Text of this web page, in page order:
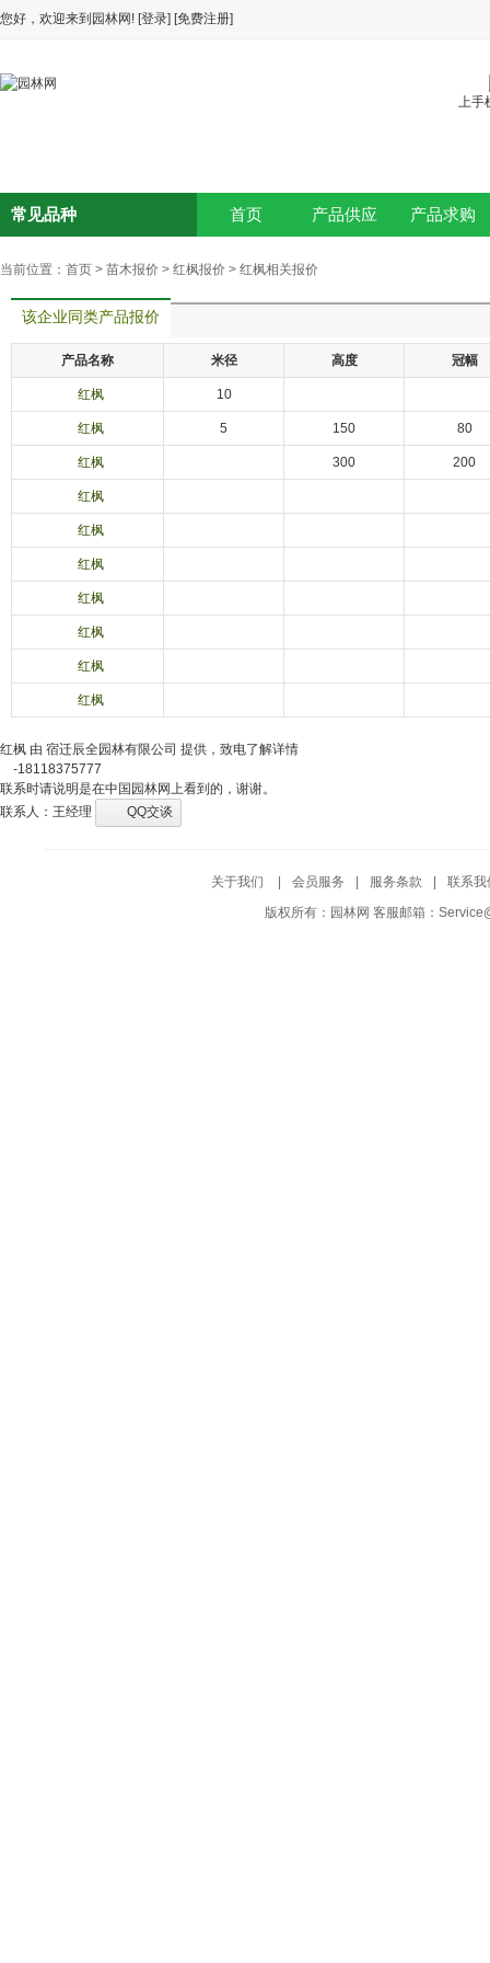
您好，欢迎来到园林网! [登录] [免费注册]
上手
首页 产品供应 产品求购
常见品种
当前位置： 首页 > 苗木报价 > 红枫报价 > 红枫相关报价
该企业同类产品报价
产品名称 米径 高度 冠幅
红枫 10
红枫 5 150 80
红枫 300 200
红枫
红枫
红枫
红枫
红枫
红枫
红枫
红枫 由 宿迁辰全园林有限公司 提供，致电了解详情
-18118375777
联系时请说明是在中国园林网上看到的，谢谢。
联系人：王经理
QQ交谈
关于我们 会员服务 服务条款
联系我
版权所有：园林网 客服邮箱：